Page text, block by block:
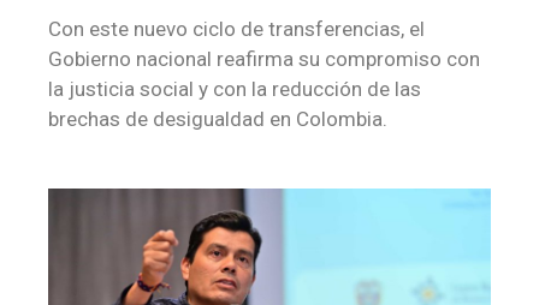
Con este nuevo ciclo de transferencias, el
Gobierno nacional reafirma su compromiso con
la justicia social y con la reducción de las
brechas de desigualdad en Colombia.